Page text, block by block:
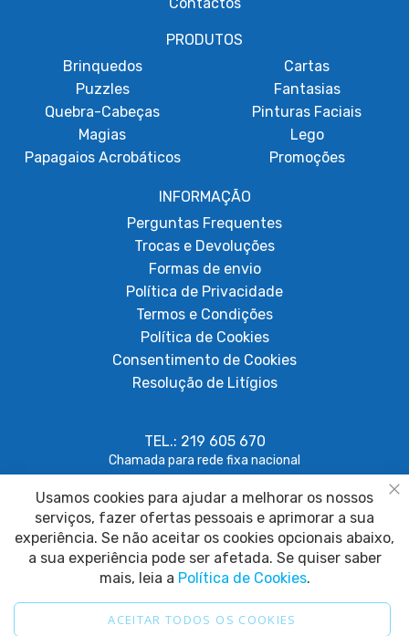
PRODUTOS
Brinquedos
Puzzles
Quebra-Cabeças
Magias
Papagaios Acrobáticos
Cartas
Fantasias
Pinturas Faciais
Lego
Promoções
INFORMAÇÃO
Perguntas Frequentes
Trocas e Devoluções
Formas de envio
Política de Privacidade
Termos e Condições
Política de Cookies
Consentimento de Cookies
Resolução de Litígios
TEL.: 219 605 670
Chamada para rede fixa nacional
geral@papagaiosempenas.com
2025 © Papagaio sem Penas. Todos os direitos reservados.
Usamos cookies para ajudar a melhorar os nossos
serviços, fazer ofertas pessoais e aprimorar a sua
experiência. Se não aceitar os cookies opcionais abaixo,
a sua experiência pode ser afetada. Se quiser saber
mais, leia a Política de Cookies.
ACEITAR TODOS OS COOKIES